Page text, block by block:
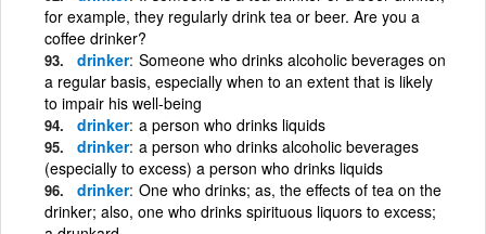
for example, they regularly drink tea or beer. Are you a
coffee drinker?
drinker Someone who drinks alcoholic beverages on
a regular basis, especially when to an extent that is likely
to impair his well-being
drinker a person who drinks liquids
drinker a person who drinks alcoholic beverages
(especially to excess) a person who drinks liquids
drinker One who drinks; as, the effects of tea on the
drinker; also, one who drinks spirituous liquors to excess;